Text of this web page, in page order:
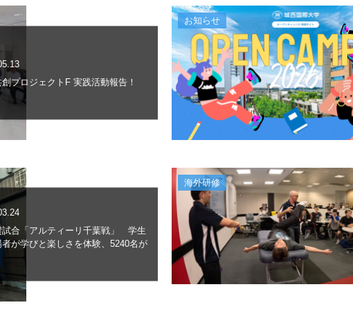
プロジェクトF 実践活動報告！
お知らせ
試合「アルティーリ千葉戦」 学生
者が学びと楽しさを体験、5240名が
海外研修